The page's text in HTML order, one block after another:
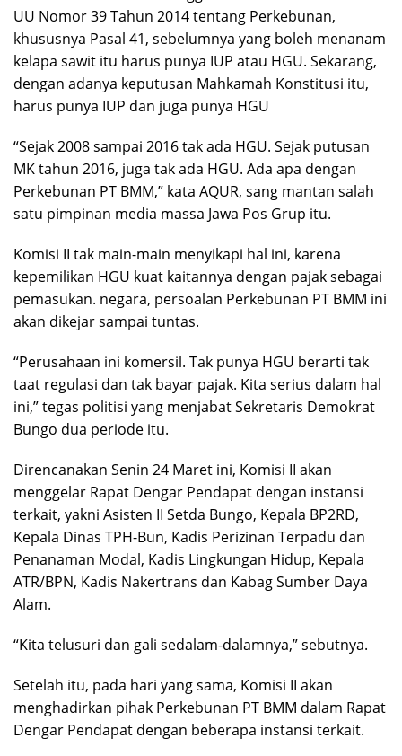
UU Nomor 39 Tahun 2014 tentang Perkebunan,
khususnya Pasal 41, sebelumnya yang boleh menanam
kelapa sawit itu harus punya IUP atau HGU. Sekarang,
dengan adanya keputusan Mahkamah Konstitusi itu,
harus punya IUP dan juga punya HGU
“Sejak 2008 sampai 2016 tak ada HGU. Sejak putusan
MK tahun 2016, juga tak ada HGU. Ada apa dengan
Perkebunan PT BMM,” kata AQUR, sang mantan salah
satu pimpinan media massa Jawa Pos Grup itu.
Komisi II tak main-main menyikapi hal ini, karena
kepemilikan HGU kuat kaitannya dengan pajak sebagai
pemasukan. negara, persoalan Perkebunan PT BMM ini
akan dikejar sampai tuntas.
“Perusahaan ini komersil. Tak punya HGU berarti tak
taat regulasi dan tak bayar pajak. Kita serius dalam hal
ini,” tegas politisi yang menjabat Sekretaris Demokrat
Bungo dua periode itu.
Direncanakan Senin 24 Maret ini, Komisi II akan
menggelar Rapat Dengar Pendapat dengan instansi
terkait, yakni Asisten II Setda Bungo, Kepala BP2RD,
Kepala Dinas TPH-Bun, Kadis Perizinan Terpadu dan
Penanaman Modal, Kadis Lingkungan Hidup, Kepala
ATR/BPN, Kadis Nakertrans dan Kabag Sumber Daya
Alam.
“Kita telusuri dan gali sedalam-dalamnya,” sebutnya.
Setelah itu, pada hari yang sama, Komisi II akan
menghadirkan pihak Perkebunan PT BMM dalam Rapat
Dengar Pendapat dengan beberapa instansi terkait.